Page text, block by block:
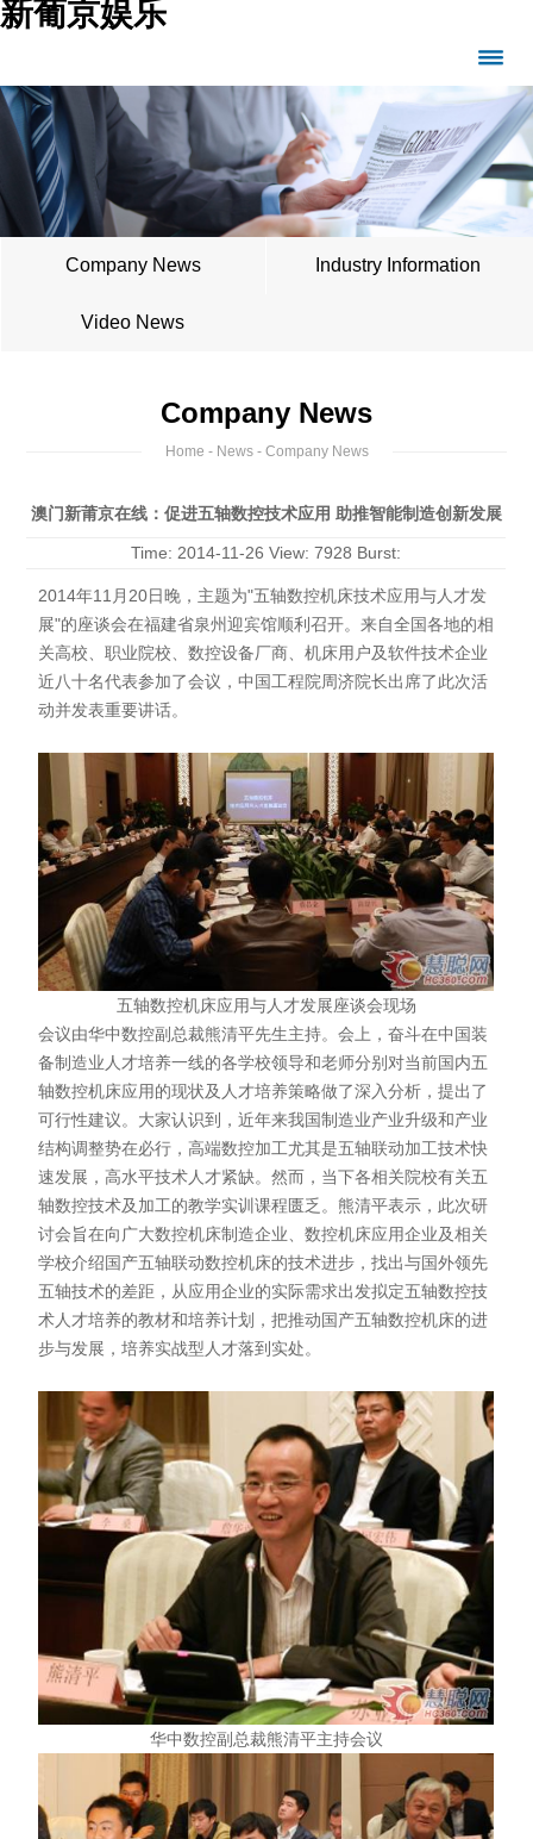
新葡京娱乐
Company News Industry Information
Video News
Company News
Home - News- Company News
澳门新莆京在线：促进五轴数控技术应用 助推智能制造创新发展
Time: 2014-11-26 View: 7928 Burst:
2014年11月20日晚，主题为"五轴数控机床技术应用与人才发
展"的座谈会在福建省泉州迎宾馆顺利召开。来自全国各地的相
关高校、职业院校、数控设备厂商、机床用户及软件技术企业
近八十名代表参加了会议，中国工程院周济院长出席了此次活
动并发表重要讲话。
五轴数控机床应用与人才发展座谈会现场
会议由华中数控副总裁熊清平先生主持。会上，奋斗在中国装
备制造业人才培养一线的各学校领导和老师分别对当前国内五
轴数控机床应用的现状及人才培养策略做了深入分析，提出了
可行性建议。大家认识到，近年来我国制造业产业升级和产业
结构调整势在必行，高端数控加工尤其是五轴联动加工技术快
速发展，高水平技术人才紧缺。然而，当下各相关院校有关五
轴数控技术及加工的教学实训课程匮乏。熊清平表示，此次研
讨会旨在向广大数控机床制造企业、数控机床应用企业及相关
学校介绍国产五轴联动数控机床的技术进步，找出与国外领先
五轴技术的差距，从应用企业的实际需求出发拟定五轴数控技
术人才培养的教材和培养计划，把推动国产五轴数控机床的进
步与发展，培养实战型人才落到实处。
华中数控副总裁熊清平主持会议